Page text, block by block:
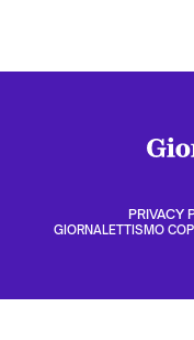
PRIVACY
GIORNALETTISMO